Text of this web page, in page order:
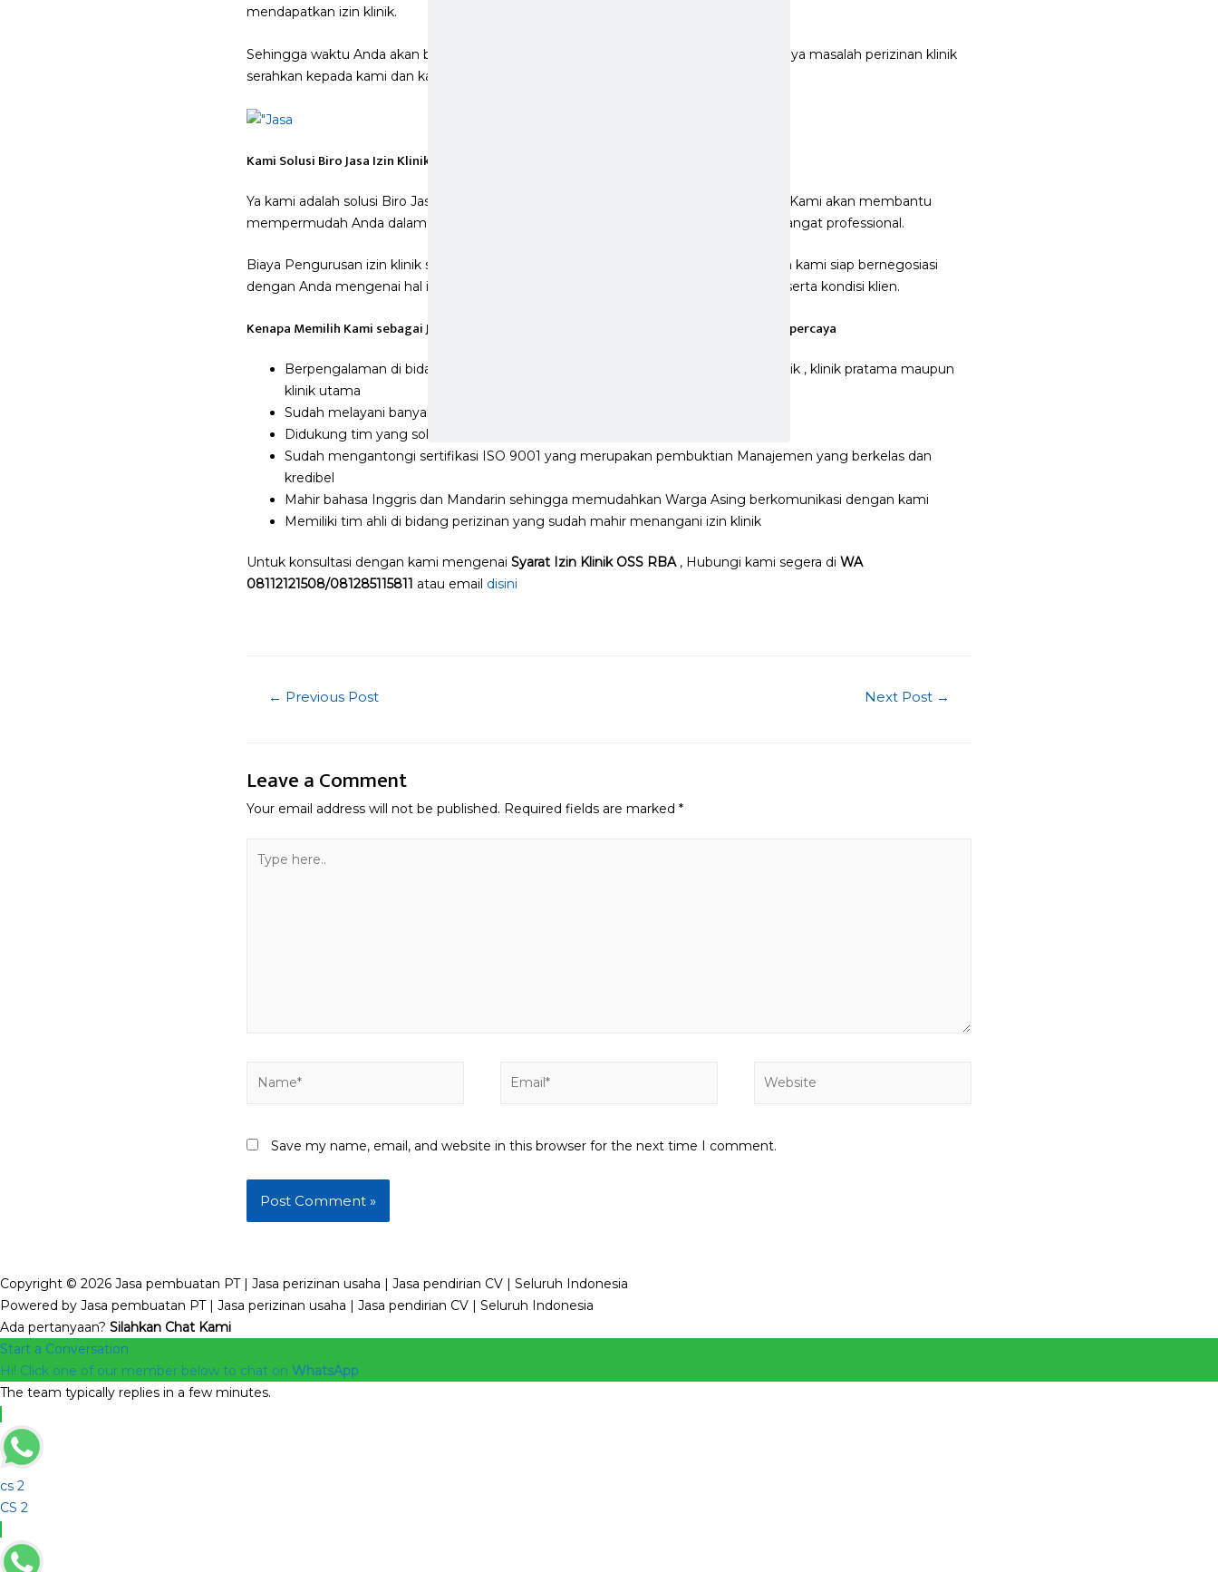
mendapatkan izin klinik.
Sehingga waktu Anda akan banyak terbuang untuk mengurus perizinan klinik, sebaiknya masalah perizinan klinik
serahkan kepada kami dan kami siap membantu Anda.
Kami Solusi Biro Jasa Izin Klinik serta izin operasional Klinik
Ya kami adalah solusi Biro Jasa Izin Klinik Utama dan Pratama yang tepat untuk Anda. Kami akan membantu
mempermudah Anda dalam mengurus izin klinik secara lengkap, hingga tuntas dan sangat professional.
Biaya Pengurusan izin klinik sangat bergantung pada dokumen yang telah dimiliki dan kami siap bernegosiasi
dengan Anda mengenai hal ini. Kami fleksibel dan menyesuaikan dengan kebutuhan serta kondisi klien.
Kenapa Memilih Kami sebagai Jasa Pengurusan Izin Klinik Pratama dan klinik Utama terpercaya
Berpengalaman di bidang perizinan dalam memenuhi syarat izin operasional klinik , klinik pratama maupun
klinik utama
Sudah melayani banyak pengurusan izin klinik di seluruh Indonesia
Didukung tim yang solid dengan pelayanan yang sangat tanggap
Sudah mengantongi sertifikasi ISO 9001 yang merupakan pembuktian Manajemen yang berkelas dan
kredibel
Mahir bahasa Inggris dan Mandarin sehingga memudahkan Warga Asing berkomunikasi dengan kami
Memiliki tim ahli di bidang perizinan yang sudah mahir menangani izin klinik
Untuk konsultasi dengan kami mengenai Syarat Izin Klinik OSS RBA , Hubungi kami segera di WA
08112121508/081285115811 atau email disini
Post
← Previous Post Next Post →
Leave a Comment
Your email address will not be published. Required fields are marked *
here..
Save my name, email, and website in this browser for the next time I comment.
Copyright © 2026 Jasa pembuatan PT | Jasa perizinan usaha | Jasa pendirian CV | Seluruh Indonesia
Powered by Jasa pembuatan PT | Jasa perizinan usaha | Jasa pendirian CV | Seluruh Indonesia
Ada pertanyaan? Silahkan Chat Kami
Start a Conversation
Hi! Click one of our member below to chat on WhatsApp
The team typically replies in a few minutes.
cs 2
CS 2